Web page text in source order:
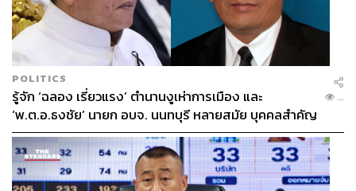
POLITICS
รู้จัก ‘ฉลอง เรี่ยวแรง’ ตำนานงูเห่าการเมือง และ
‘พ.ต.อ.ธงชัย’ นายก อบจ. นนทบุรี หลายสมัย บุคคลสำคัญ
ในเหตุยิง
...